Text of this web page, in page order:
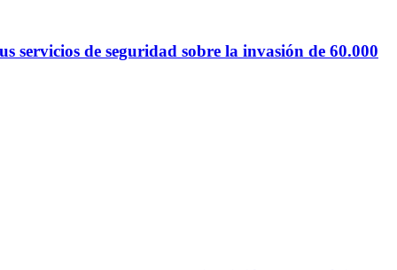
servicios de seguridad sobre la invasión de 60.000